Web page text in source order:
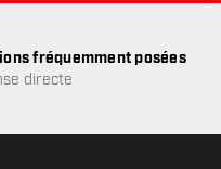
fréquemment posées
directe